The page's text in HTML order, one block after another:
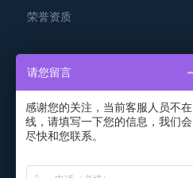
荣誉资质
请您留言
感谢您的关注，当前客服人员不在
线，请填写一下您的信息，我们会
尽快和您联系。